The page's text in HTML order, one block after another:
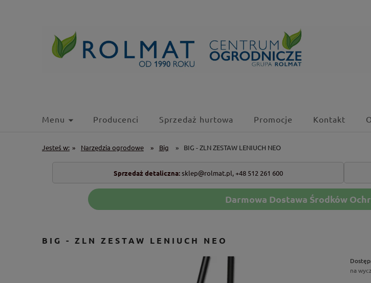
Menu Producenci Sprzedaż hurtowa Promocje Kontakt
Jesteś w: » Narzędzia ogrodowe » Big » BIG - ZLN ZESTAW LENIUCH NEO
Sprzedaż detaliczna: sklep@rolmat.pl, +48 512 261 600
Darmowa Dostawa Środków
BIG - ZLN ZESTAW LENIUCH NEO
na